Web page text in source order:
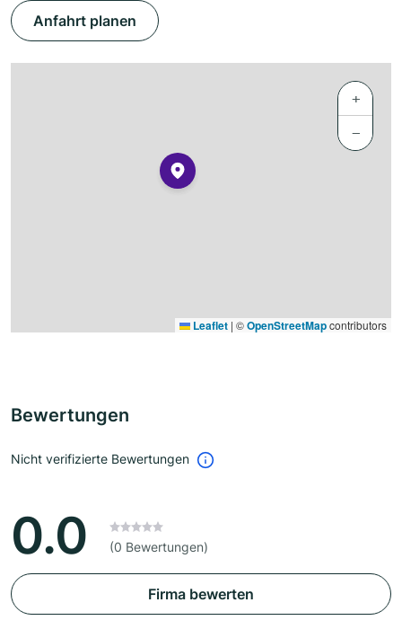
Anfahrt planen
+
−
Leaflet | ©OpenStreetMapcontributors
Bewertungen
Nicht verifizierte Bewertungen
0.0 (0 Bewertungen)
Firma bewerten